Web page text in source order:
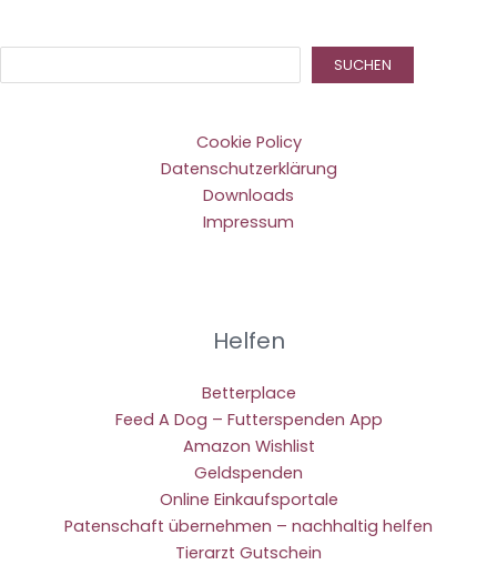
SUCHEN
Cookie Policy
Datenschutzerklärung
Downloads
Impressum
Helfen
Betterplace
Feed A Dog – Futterspenden App
Amazon Wishlist
Geldspenden
Online Einkaufsportale
Patenschaft übernehmen – nachhaltig helfen
Tierarzt Gutschein